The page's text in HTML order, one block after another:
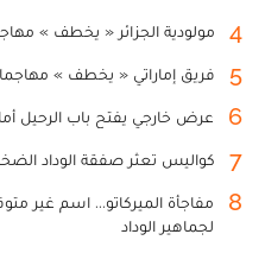
4 مولودية الجزائر « يخطف »
5 فريق إماراتي « يخطف » مهاجما
6 عرض خارجي يفتح باب الرحيل
7 كواليس تعثر صفقة الوداد
8
مفاجأة الميركاتو... اسم غير
لجماهير الوداد